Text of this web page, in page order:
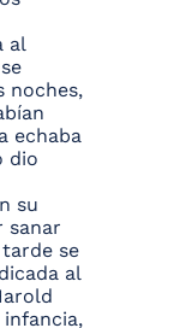
al
noches,
echaba
dio
su
sanar
se
al